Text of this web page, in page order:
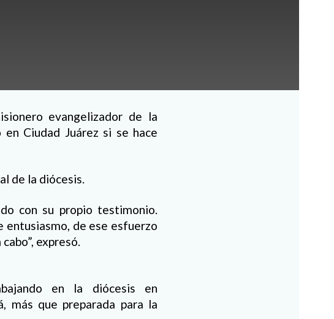
evangelizador de la
Ciudad Juárez si se hace
de la diócesis.
con su propio testimonio.
entusiasmo, de ese esfuerzo
expresó.
en la diócesis en
más que preparada para la